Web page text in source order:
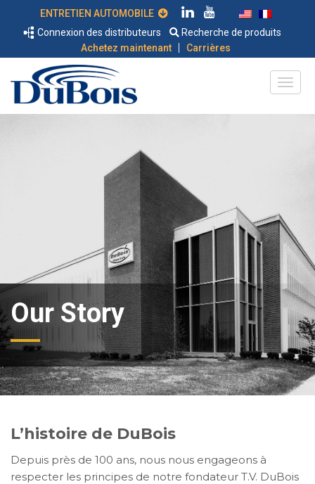
Connexion des distributeurs
Recherche de produits
Achetez maintenant
| Carrières
Our Story
L’histoire de DuBois
Depuis près de 100 ans, nous nous engageons à
respecter les principes de notre fondateur T.V. DuBois